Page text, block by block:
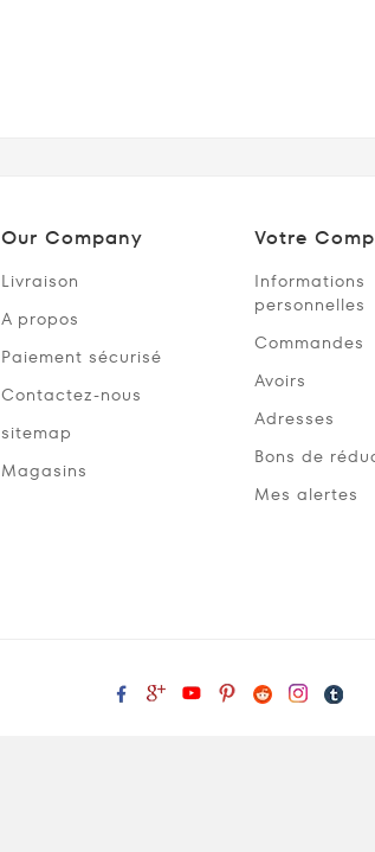
Our Company
Livraison
A propos
Paiement sécurisé
Contactez-nous
sitemap
Magasins
Votre
Informations
personnelles
Commandes
Avoirs
Adresses
Bons de
Mes alertes